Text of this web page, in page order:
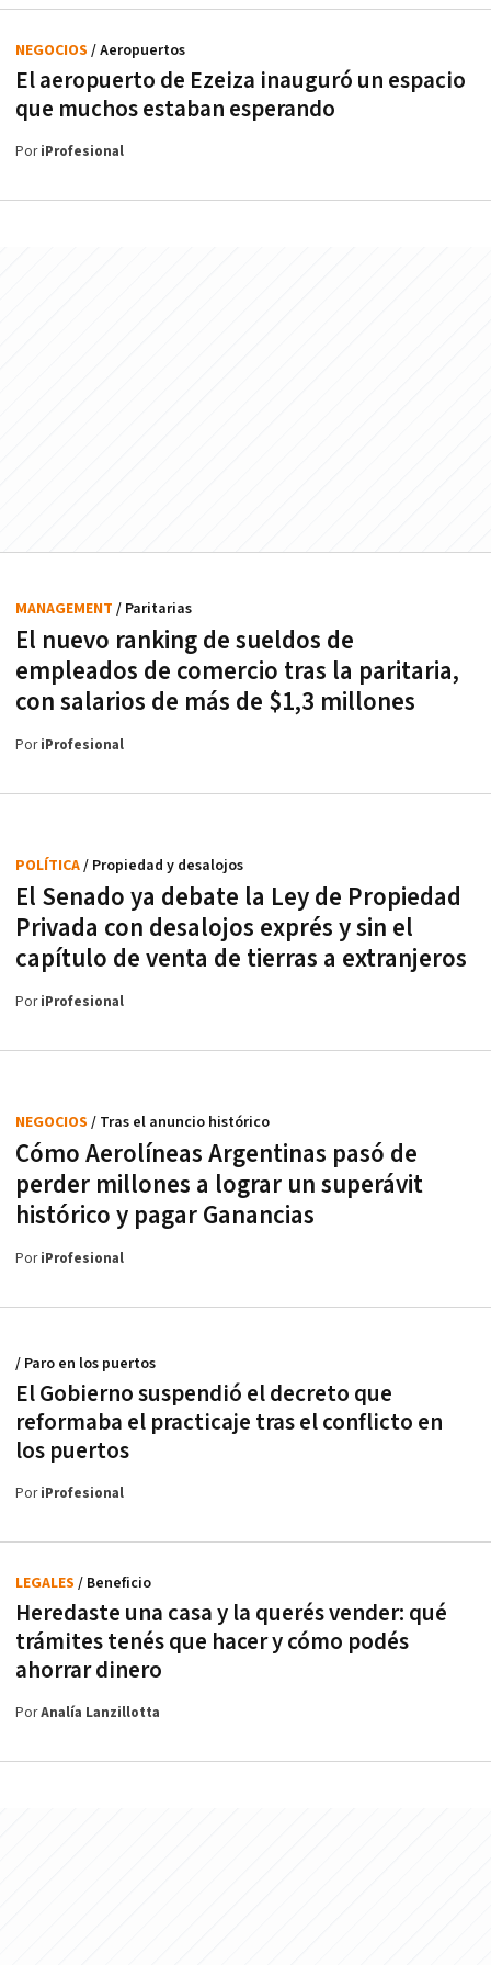
El aeropuerto de Ezeiza inauguró un espacio
que muchos estaban esperando
NEGOCIOS / Aeropuertos
PoriProfesional
El nuevo ranking de sueldos de
empleados de comercio tras la paritaria,
con salarios de más de $1,3 millones
MANAGEMENT / Paritarias
PoriProfesional
El Senado ya debate la Ley de Propiedad
Privada con desalojos exprés y sin el
capítulo de venta de tierras a extranjeros
POLÍTICA/ Propiedad y desalojos
PoriProfesional
Cómo Aerolíneas Argentinas pasó de
perder millones a lograr un superávit
histórico y pagar Ganancias
NEGOCIOS / Tras el anuncio histórico
PoriProfesional
El Gobierno suspendió el decreto que
reformaba el practicaje tras el conflicto en
los puertos
/ Paro en los puertos
PoriProfesional
Heredaste una casa y la querés vender: qué
trámites tenés que hacer y cómo podés
ahorrar dinero
LEGALES / Beneficio
PorAnalía Lanzillotta